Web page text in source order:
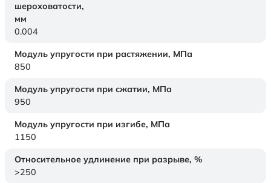
шероховатости,
мм
0.004
Модуль упругости при растяжении, МПа
850
Модуль упругости при сжатии, МПа
950
Модуль упругости при изгибе, МПа
1150
Относительное удлинение при разрыве, %
>250